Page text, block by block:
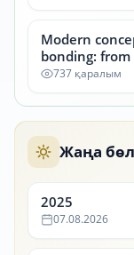
Modern
bonding:
737 қаралым
Жаңа
2025
07.08.2026